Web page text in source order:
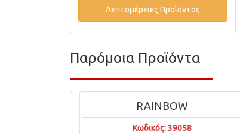
Λεπτομέρειες Προϊόντος
Παρόμοια Προϊόντα
RAINBOW
Κωδικός: 39058